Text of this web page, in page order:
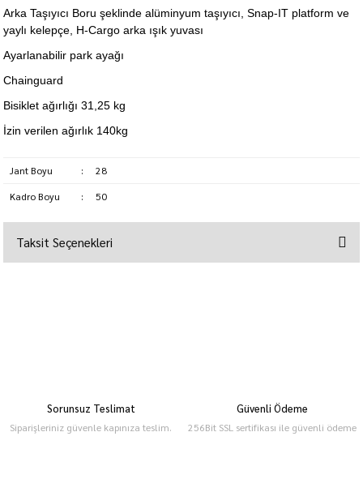
Arka Taşıyıcı Boru şeklinde alüminyum taşıyıcı, Snap-IT platform ve
yaylı kelepçe, H-Cargo arka ışık yuvası
Ayarlanabilir park ayağı
Chainguard
Bisiklet ağırlığı 31,25 kg
İzin verilen ağırlık 140kg
Jant Boyu :
28
Kadro Boyu
: 50
Taksit Seçenekleri
Sorunsuz Teslimat
Siparişleriniz güvenle kapınıza teslim.
Güvenli Ödeme
256Bit SSL sertifikası ile güvenli ödeme